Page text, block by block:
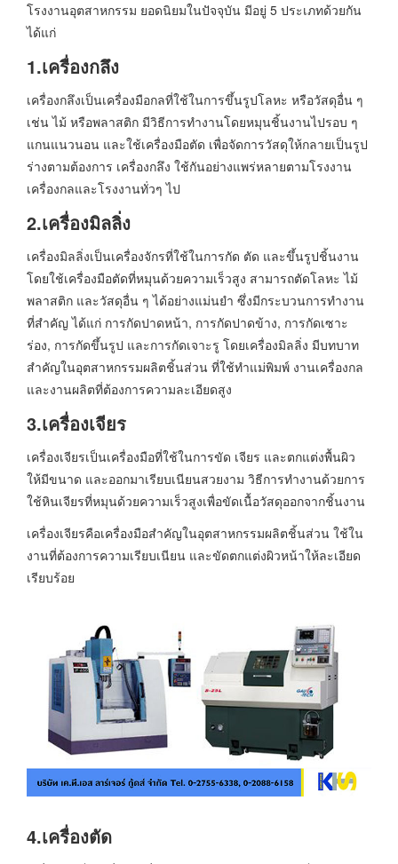
โรงงานอุตสาหกรรม ยอดนิยมในปัจจุบัน มีอยู่ 5 ประเภทด้วยกัน
ได้แก่
1.เครื่องกลึง
เครื่องกลึงเป็นเครื่องมือกลที่ใช้ในการขึ้นรูปโลหะ หรือวัสดุอื่น ๆ
เช่น ไม้ หรือพลาสติก มีวิธีการทำงานโดยหมุนชิ้นงานไปรอบ ๆ
แกนแนวนอน และใช้เครื่องมือตัด เพื่อจัดการวัสดุให้กลายเป็นรูป
ร่างตามต้องการ เครื่องกลึง ใช้กันอย่างแพร่หลายตามโรงงาน
เครื่องกลและโรงงานทั่วๆ ไป
2.เครื่องมิลลิ่ง
เครื่องมิลลิ่งเป็นเครื่องจักรที่ใช้ในการกัด ตัด และขึ้นรูปชิ้นงาน
โดยใช้เครื่องมือตัดที่หมุนด้วยความเร็วสูง สามารถตัดโลหะ ไม้
พลาสติก และวัสดุอื่น ๆ ได้อย่างแม่นยำ ซึ่งมีกระบวนการทำงาน
ที่สำคัญ ได้แก่ การกัดปาดหน้า, การกัดปาดข้าง, การกัดเซาะ
ร่อง, การกัดขึ้นรูป และการกัดเจาะรู โดยเครื่องมิลลิ่ง มีบทบาท
สำคัญในอุตสาหกรรมผลิตชิ้นส่วน ที่ใช้ทำแม่พิมพ์ งานเครื่องกล
และงานผลิตที่ต้องการความละเอียดสูง
3.เครื่องเจียร
เครื่องเจียรเป็นเครื่องมือที่ใช้ในการขัด เจียร และตกแต่งพื้นผิว
ให้มีขนาด และออกมาเรียบเนียนสวยงาม วิธีการทำงานด้วยการ
ใช้หินเจียรที่หมุนด้วยความเร็วสูงเพื่อขัดเนื้อวัสดุออกจากชิ้นงาน
เครื่องเจียรคือเครื่องมือสำคัญในอุตสาหกรรมผลิตชิ้นส่วน ใช้ใน
งานที่ต้องการความเรียบเนียน และขัดตกแต่งผิวหน้าให้ละเอียด
เรียบร้อย
4.เครื่องตัด